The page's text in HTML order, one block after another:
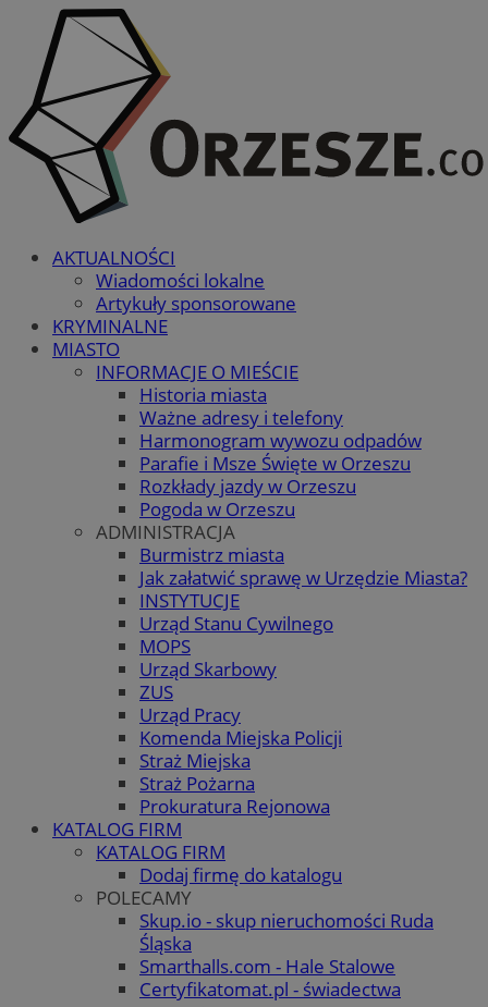
AKTUALNOŚCI
Wiadomości lokalne
Artykuły sponsorowane
KRYMINALNE
MIASTO
INFORMACJE O MIEŚCIE
Historia miasta
Ważne adresy i telefony
Harmonogram wywozu odpadów
Parafie i Msze Święte w Orzeszu
Rozkłady jazdy w Orzeszu
Pogoda w Orzeszu
ADMINISTRACJA
Burmistrz miasta
Jak załatwić sprawę w Urzędzie Miasta?
INSTYTUCJE
Urząd Stanu Cywilnego
MOPS
Urząd Skarbowy
ZUS
Urząd Pracy
Komenda Miejska Policji
Straż Miejska
Straż Pożarna
Prokuratura Rejonowa
KATALOG FIRM
KATALOG FIRM
Dodaj firmę do katalogu
POLECAMY
Skup.io - skup nieruchomości Ruda
Śląska
Smarthalls.com - Hale Stalowe
Certyfikatomat.pl - świadectwa